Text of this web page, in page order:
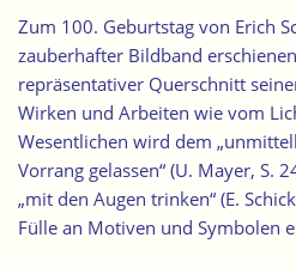
Zum 100. Geburtstag von Erich
zauberhafter Bildband
repräsentativer Querschnitt
Wirken und Arbeiten wie vom
Wesentlichen wird dem
Vorrang gelassen“ (U. Mayer, S.
„mit den Augen trinken“ (E.
Fülle an Motiven und Symbolen